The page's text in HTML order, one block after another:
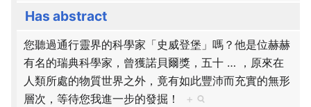
Has abstract
您聽過通行靈界的科學家「史威登堡」嗎？他是位赫赫
有名的瑞典科學家，曾獲諾貝爾獎，五十…
，原來在
人類所處的物質世界之外，竟有如此豐沛而充實的無形
層次，等待您我進一步的發掘！
+